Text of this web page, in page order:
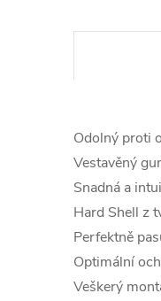
Odolný proti
Vestavěný
Snadná a
Hard Shell z
Perfektně
Optimální
Veškerý